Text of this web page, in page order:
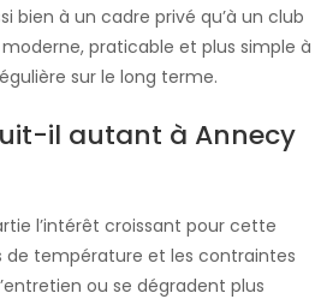
bien à un cadre privé qu’à un club
praticable et plus simple à
sur le long terme.
il autant à Annecy
l’intérêt croissant pour cette
de température et les contraintes
ou se dégradent plus